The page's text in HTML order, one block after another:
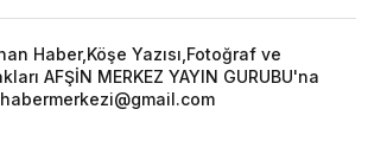
…
3. SAYFA
KÜLTÜR
ÖZEL HABER
YEREL HABERLER
…
Haber,Köşe Yazısı,Fotoğraf ve
AFŞİN MERKEZ YAYIN GURUBU'na